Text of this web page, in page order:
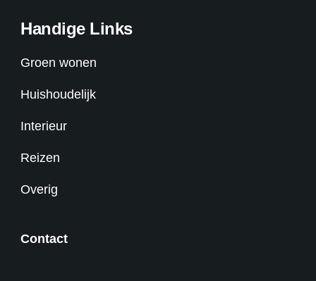
Handige Links
Groen wonen
Huishoudelijk
Interieur
Reizen
Overig
Contact